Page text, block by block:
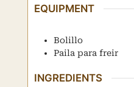
EQUIPMENT
Bolillo
Paila para freir
INGREDIENTS